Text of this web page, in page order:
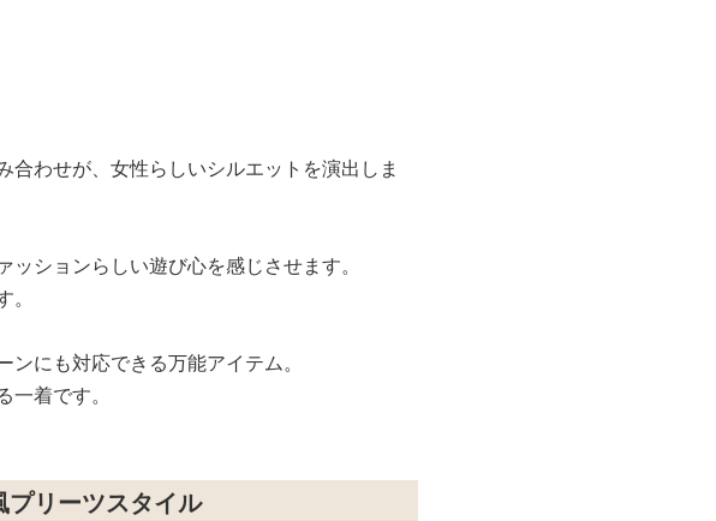
わせが、女性らしいシルエットを演出しま
ションらしい遊び心を感じさせます。
にも対応できる万能アイテム。
着です。
プリーツスタイル